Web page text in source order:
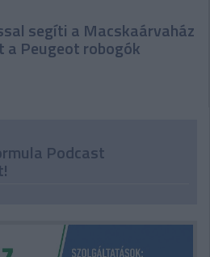
segíti a Macskaárvaház
Peugeot robogók
Podcast